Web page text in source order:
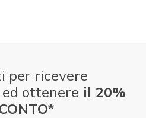
per ricevere
ottenere il 20%